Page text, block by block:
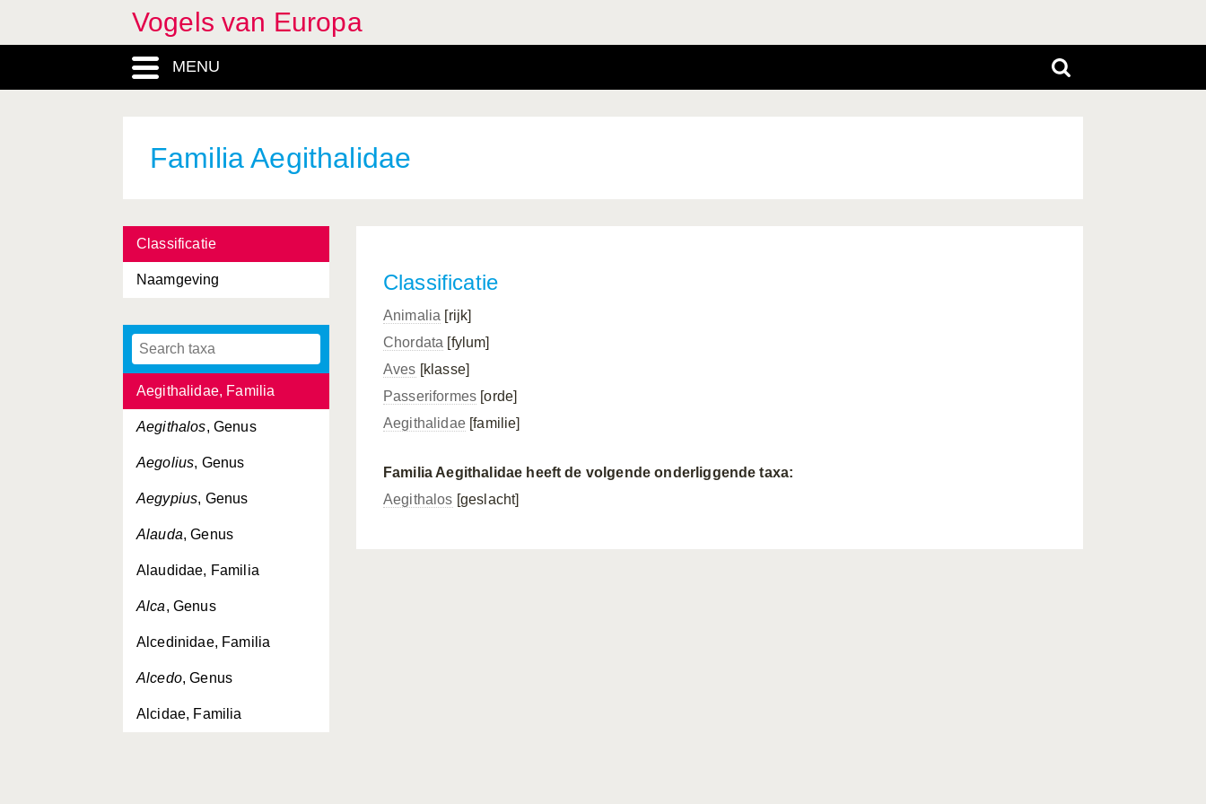
Vogels van Europa
MENU
Familia Aegithalidae
Classificatie
Naamgeving
Accipitridae, Familia
Accipitriformes, Ordo
Actitis, Genus
Aegithalidae, Familia
Aegithalos, Genus
Aegolius, Genus
Aegypius, Genus
Alauda, Genus
Alaudidae, Familia
Alca, Genus
Alcedinidae, Familia
Alcedo, Genus
Alcidae, Familia
Classificatie
Animalia [rijk]
Chordata [fylum]
Aves [klasse]
Passeriformes [orde]
Aegithalidae[familie]
Familia Aegithalidae heeft de volgende onderliggende taxa:
Aegithalos [geslacht]